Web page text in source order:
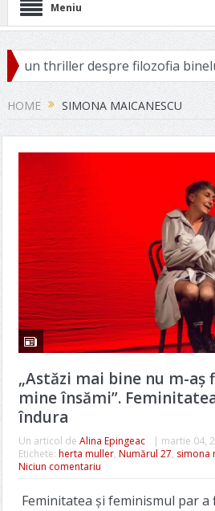
Meniu
despre filozofia binelui
HOME SIMONA MAICANESCU
„Astăzi mai bine nu m-
mine însămi”.
îndura
Un articol de Alina Epingeac | martie 04,
Etichete: herta muller, Numărul 27, simona
Niciun comentariu
Feminitatea şi feminismul par a